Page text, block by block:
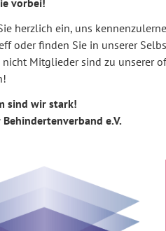
vorbei!
herzlich ein, uns
oder finden Sie in unserer
nicht Mitglieder sind zu unserer
sind wir stark!
e.V.